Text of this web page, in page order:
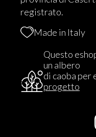
registrato.
Made in Italy
Questo
un albero
di caoba per
progetto